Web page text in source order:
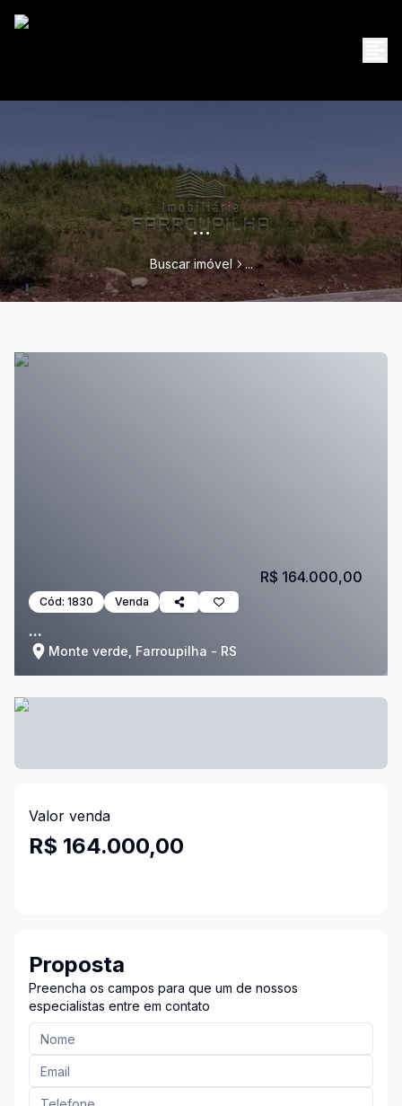
...
Buscar imóvel ...
Cód: 1830 Venda
...
Monte verde, Farroupilha - RS
R$ 164.000,00
Valor venda
R$ 164.000,00
Proposta
Preencha os campos para que um de nossos
especialistas entre em contato